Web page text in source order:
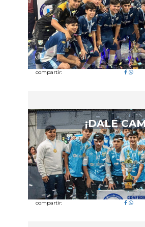
compartir:
¡DALE
compartir: